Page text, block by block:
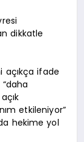
dikkatle
açıkça ifade
etkileniyor”
hekime yol